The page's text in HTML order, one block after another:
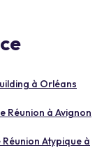
à Orléans
Réunion à Avignon
Réunion Atypique à